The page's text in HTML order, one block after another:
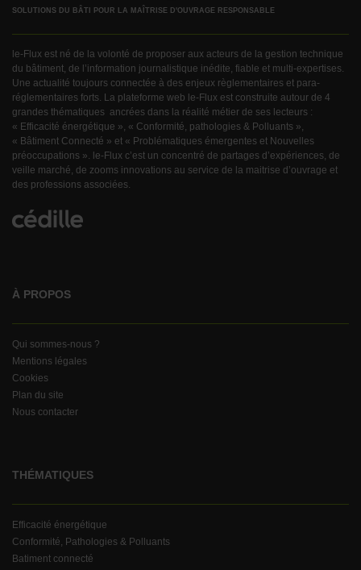
SOLUTIONS DU BÂTI POUR LA MAÎTRISE D'OUVRAGE RESPONSABLE
le-Flux est né de la volonté de proposer aux acteurs de la gestion technique
du bâtiment, de l’information journalistique inédite, fiable et multi-expertises.
Une actualité toujours connectée à des enjeux règlementaires et para-
réglementaires forts. La plateforme web le-Flux est construite autour de 4
grandes thématiques ancrées dans la réalité métier de ses lecteurs :
« Efficacité énergétique », « Conformité, pathologies & Polluants »,
« Bâtiment Connecté » et « Problématiques émergentes et Nouvelles
préoccupations ». le-Flux c’est un concentré de partages d’expériences, de
veille marché, de zooms innovations au service de la maitrise d’ouvrage et
des professions associées.
À PROPOS
Qui sommes-nous ?
Mentions légales
Cookies
Plan du site
Nous contacter
THÉMATIQUES
Efficacité énergétique
Conformité, Pathologies & Polluants
Batiment connecté